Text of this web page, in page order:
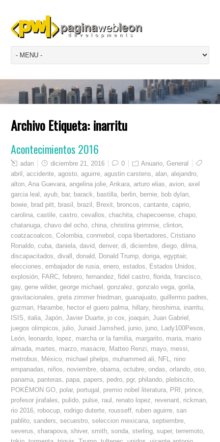
Archivo Etiqueta: inarritu
Acontecimientos 2016
adan diciembre 21, 2016 0 Anuario ,General
abril
,accidente ,agosto ,aguirre ,agustin carstens ,alan ,alejandro
alton ,Ana Guevara ,angelina jolie ,Ankara ,arturo elias ,avion ,axel
garcia leal
,ayub bar, barack bastilla berlin bernie bob dylan
bowie
brad pitt brasil brazil Brexit broncos ,cantante ,caprio
carolina ,castile ,castro ,cevallos ,chachita ,chapecoense ,chapo
chatanuga ,chavo del ocho ,china ,christina grimmie ,clinton
coatzacoalcos ,Colombia ,conmebol ,copa libertadores ,Cristiano
Ronaldo ,cuba ,daniela ,david ,denver,di ,diciembre ,diego ,dilma
discapacitados ,divall ,donald Donald Trump ,doriga ,egyptair,
elecciones ,embajador de rusia ,enero ,estados Estados Unidos
explosión
FARC ,febrero ,fernandez ,fidel castro ,florida ,francisco
gay,gene wilder,george michael ,gonzalez ,gonzalo vega ,gorila
gravitacionales ,greta zimmer friedman ,guanajuato ,guillermo padres
guzman
Harambe hector el guero palma hillary, hiroshima inarritu
ISIS
italia ,Japón ,Javier Duarte jo cox joaquin ,Juan Gabriel
juegos olimpicos
julio ,Junaid Jamshed junio juno Lady100Pesos
León
leonardo lopez marcha or la familia margarito maria mario
almada martes marzo masacre Matteo Renzi mayo messi
metrobus
México michael phelps muhammed ali NFL
nino
empanadas
niños noviembre ,obama ,octubre ,ondas ,orlando ,oso
panama panteras papa papers pedro pgr, philando plebiscito
POKÉMON GO polar, portugal premio nobel literatura PRI prince
profesor jirafales
pulido pulse raul renato lopez revenant rickman
rio 2016 robocup rodrigo duterte rousseff ruben aguirre ,san
pablito ,sanders ,secuestro ,seleccion mexicana ,septiembre
severus ,sharapova ,shiver,smith ,sonda ,sterling ,super,terremoto